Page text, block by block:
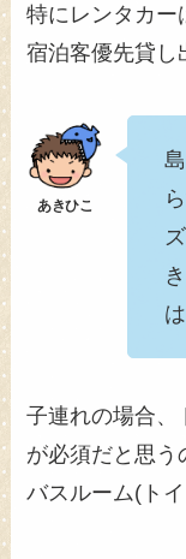
特にレンタカー
宿泊客優先貸し
子連れの場合、
が必須だと思う
バスルーム(ト